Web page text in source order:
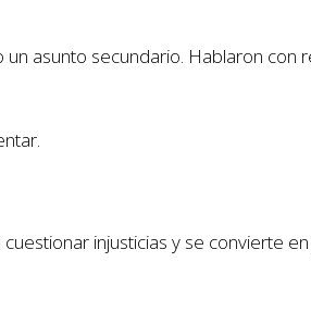
asunto secundario. Hablaron con
injusticias y se convierte